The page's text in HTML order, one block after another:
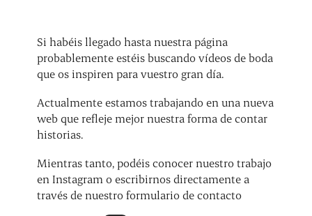
Si habéis llegado hasta nuestra página
probablemente estéis buscando vídeos de boda
que os inspiren para vuestro gran día.
Actualmente estamos trabajando en una nueva
web que refleje mejor nuestra forma de contar
historias.
Mientras tanto, podéis conocer nuestro trabajo
en Instagram o escribirnos directamente a
través de nuestro formulario de contacto